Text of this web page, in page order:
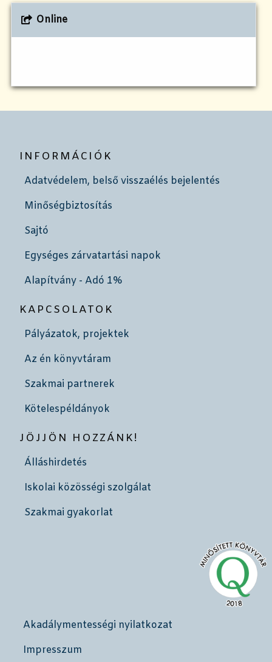
Online
INFORMÁCIÓK
Adatvédelem, belső visszaélés bejelentés
Minőségbiztosítás
Sajtó
Egységes zárvatartási napok
Alapítvány - Adó 1%
KAPCSOLATOK
Pályázatok, projektek
Az én könyvtáram
Szakmai partnerek
Kötelespéldányok
JÖJJÖN HOZZÁNK!
Álláshirdetés
Iskolai közösségi szolgálat
Szakmai gyakorlat
Akadálymentességi nyilatkozat
Impresszum